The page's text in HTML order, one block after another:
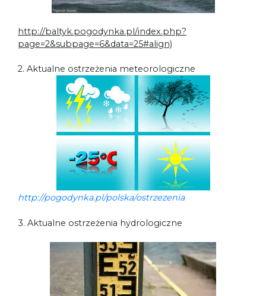
http://baltyk.pogodynka.pl/index.php?
page=2&subpage=6&data=25#align)
2. Aktualne ostrzeżenia meteorologiczne
http://pogodynka.pl/polska/ostrzezenia
3. Aktualne ostrzeżenia hydrologiczne